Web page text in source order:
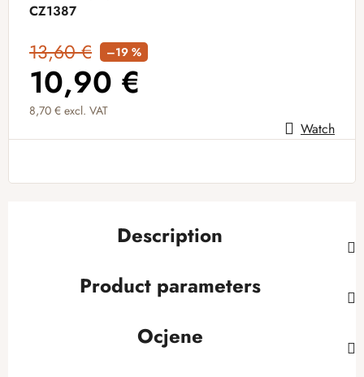
CZ1387
13,60 € –19 %
10,90 €
8,70 € excl. VAT
Measure price: Watch
Description
Product parameters
Ocjene